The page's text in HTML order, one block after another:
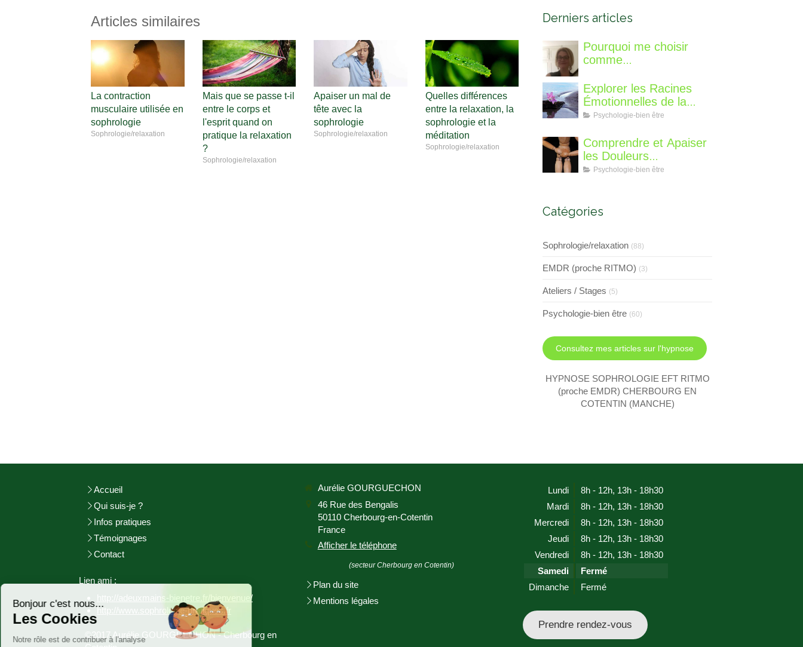
Articles similaires
La contraction
musculaire utilisée en
sophrologie
Sophrologie/relaxation
Mais que se passe t-il
entre le corps et
l'esprit quand on
pratique la relaxation
?
Sophrologie/relaxation
Apaiser un mal de
tête avec la
sophrologie
Sophrologie/relaxation
Quelles différences
entre la relaxation, la
sophrologie et la
méditation
Sophrologie/relaxation
Derniers articles
Pourquoi me choisir
comme
suis-je, qu'est ce que je
vous propose de
différent?
Explorer les Racines
Émotionnelles de la
Perte de Poids : Un
Psychologie-bien être
Comprendre et Apaiser
les Douleurs
Neuroplastiques : Une
l'EFT
Psychologie-bien être
Catégories
Sophrologie/relaxation (88)
EMDR (proche RITMO) (3)
Ateliers / Stages (5)
Psychologie-bien être (60)
Consultez mes articles sur l'hypnose
HYPNOSE SOPHROLOGIE EFT RITMO
(proche EMDR) CHERBOURG EN
COTENTIN (MANCHE)
Accueil
Qui suis-je ?
Infos pratiques
Témoignages
Contact
Lien ami :
http://adeuxmains-bienetre.fr/bienvenue/
http://www.sophrologie-pratiques.fr
©2017 Aurélie GOURGUECHON - Cherbourg en
Aurélie GOURGUECHON
46 Rue des Bengalis
50110 Cherbourg-en-Cotentin
France
Afficher le téléphone
(secteur Cherbourg en Cotentin)
Plan du site
Mentions légales
Lundi 8h - 12h, 13h - 18h30
Mardi
8h - 12h, 13h - 18h30
Mercredi
8h - 12h, 13h - 18h30
Jeudi
8h - 12h, 13h - 18h30
Vendredi
8h - 12h, 13h - 18h30
Samedi
Fermé
Dimanche
Fermé
Prendre rendez-vous
Bonjour c'est nous...
Les Cookies
Notre rôle est de contribuer à l'analyse